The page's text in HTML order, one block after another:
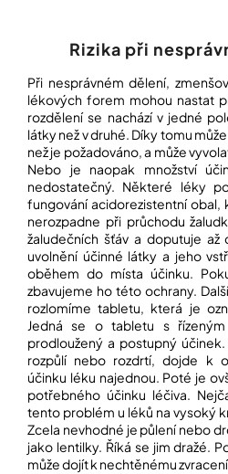
PřihlášeníRizika při
Při nesprávném dělení,
lékových forem mohou nastat
rozdělení se nachází v jedné
látky než v druhé. Díky tomu
než je požadováno, a může
Nebo je naopak množství
nedostatečný. Některé léky
fungování acidorezistentní obal,
nerozpadne při průchodu
žaludečních šťáv a doputuje
uvolnění účinné látky a jeho
oběhem do místa účinku.
zbavujeme ho této ochrany.
rozlomíme tabletu, která je
Jedná se o tabletu s
prodloužený a postupný
rozpůlí nebo rozdrtí, dojde k
účinku léku najednou. Poté je
potřebného účinku léčiva.
tento problém u léků na vysoký
Zcela nevhodné je půlení nebo
jako lentilky. Říká se jim dražé.
může dojít k nechtěnému